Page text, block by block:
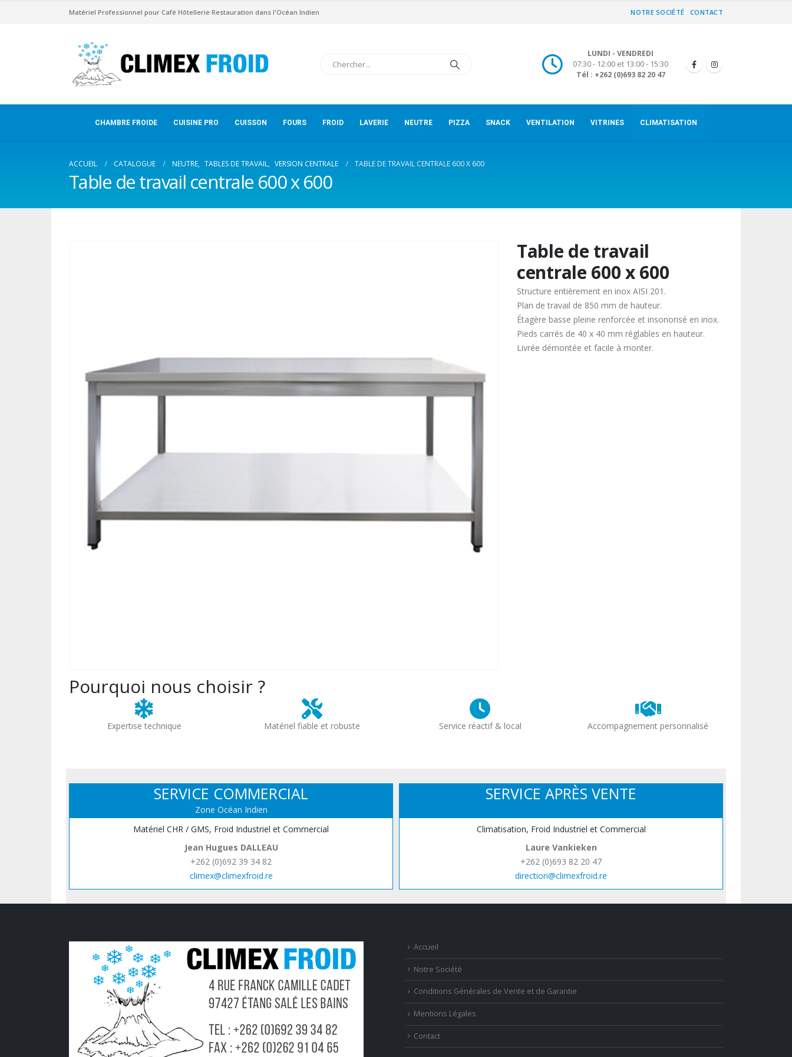
Matériel Professionnel pour Café Hôtellerie Restauration dans l'Océan Indien NOTRE SOCIÉTÉ CONTACT
LUNDI - VENDREDI
07:30 - 12:00 et 13:00 - 15:30
Tél : +262 (0)693 82 20 47
CHAMBRE FROIDE CUISINE PRO CUISSON FOURS FROID LAVERIE NEUTRE PIZZA SNACK VENTILATION VITRINES CLIMATISATION
ACCUEIL CATALOGUE NEUTRE, TABLES DE TRAVAIL, VERSION CENTRALE TABLE DE TRAVAIL CENTRALE 600 X 600
Table de travail centrale 600 x 600
Table de travail
centrale 600 x 600
Structure entièrement en inox AISI 201.
Plan de travail de 850 mm de hauteur.
Étagère basse pleine renforcée et insonorisé en inox.
Pieds carrés de 40 x 40 mm réglables en hauteur.
Livrée démontée et facile à monter.
Pourquoi nous choisir ?
Expertise technique Matériel fiable et robuste Service réactif & local Accompagnement personnalisé
SERVICE COMMERCIAL
Zone Océan Indien
Matériel CHR / GMS, Froid Industriel et Commercial
Jean Hugues DALLEAU
+262 (0)692 39 34 82
climex@climexfroid.re
SERVICE APRÈS VENTE
Climatisation, Froid Industriel et Commercial
Laure Vankieken
+262 (0)693 82 20 47
direction@climexfroid.re
Accueil
Notre Société
Conditions Générales de Vente et de Garantie
Mentions Légales
Contact